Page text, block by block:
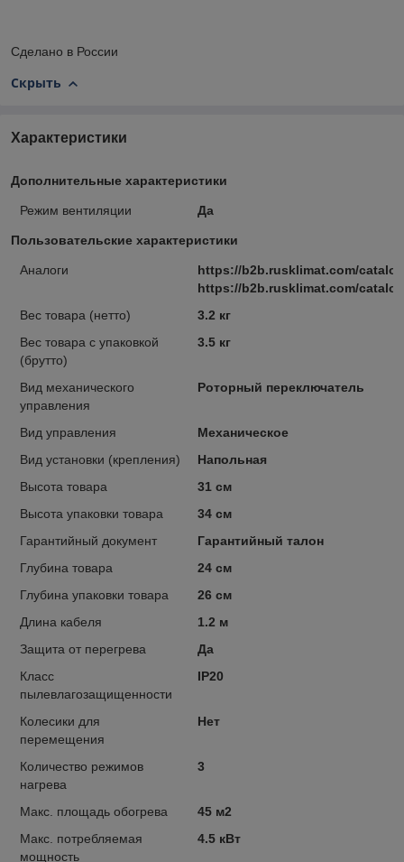
Сделано в России
Скрыть
Характеристики
Дополнительные характеристики
Режим вентиляции Да
Пользовательские характеристики
Аналоги
https://b2b.rusklimat.com/
https://b2b.rusklimat.com/
Вес товара (нетто)
3.2 кг
Вес товара с упаковкой
(брутто)
3.5 кг
Вид механического
управления
Роторный переключатель
Вид управления
Механическое
Вид установки (крепления)
Напольная
Высота товара
31 см
Высота упаковки товара
34 см
Гарантийный документ
Гарантийный талон
Глубина товара
24 см
Глубина упаковки товара
26 см
Длина кабеля
1.2 м
Защита от перегрева
Да
Класс
пылевлагозащищенности
IP20
Колесики для
перемещения
Нет
Количество режимов
нагрева
3
Макс. площадь обогрева
45 м2
Макс. потребляемая
мощность
4.5 кВт